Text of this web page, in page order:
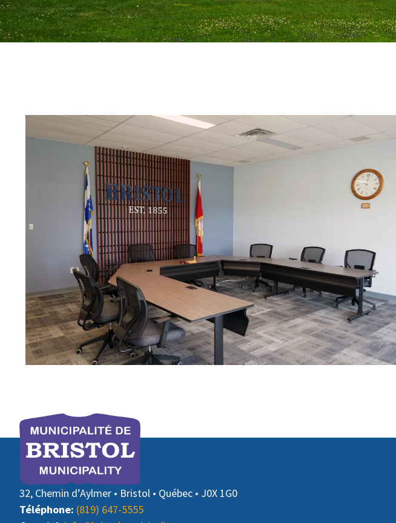
32, Chemin d’Aylmer • Bristol • Québec • J0X 1G0
Téléphone: (819) 647-5555